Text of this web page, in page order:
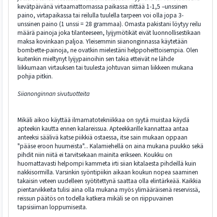
kevätpäivänä virtaamattomassa paikassa riittää 1-1,5 –unssinen
paino, virtapaikassa tai reilulla tuulella tarpeen voi olla jopa 3-
unssinen paino (1 unssi = 28 grammaa). Omasta pakistani löytyy reilu
määrä painoja joka tilanteeseen, lyijymötikät eivät luonnollisestikaan
maksa kovinkaan paljoa. Yleisemmin siianonginnassa käytetään
bombette-painoja, ne ovatkin mielestäni helppoheittoisempia. Olen
kuitenkin mieltynyt lyijypainoihin sen takia etteivät ne lähde
liikkumaan virtauksen tai tuulesta johtuvan siiman liikkeen mukana
pohjia pitkin.
Siianonginnan sivutuotteita
Mikäli aikoo käyttää ilmamatotekniikkaa on syytä muistaa käydä
apteekin kautta ennen kalareissua. Apteekkarille kannattaa antaa
anteeksi säälivä katse piikkiä ostaessa, itse sain mukaan oppaan
"pääse eroon huumeista"... Kalamiehellä on aina mukana puukko sekä
pihdit niin niitä ei tarvitsekaan mainita erikseen. Koukku on
huomattavasti helpompi kammeta irti siian kitalaesta pihdeillä kuin
nakkisormilla. Varsinkin syöntipiikin aikaan koukun nopea saaminen
takaisin veteen uudelleen syötitettynä saattaa olla elintärkeää. Kaikkia
pientarvikkeita tulisi aina olla mukana myös ylimääräisenä reservissä,
reissun päätös on todella katkera mikäli se on riippuvainen
tapsisiiman loppumisesta.